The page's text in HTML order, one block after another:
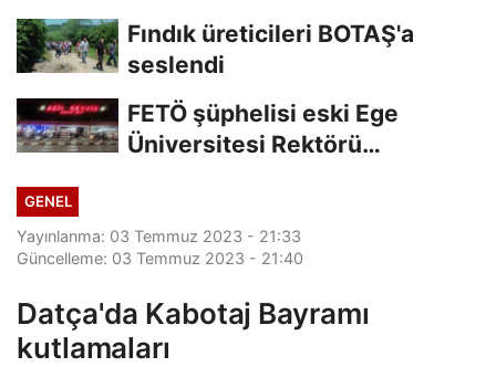
Fındık üreticileri BOTAŞ'a
seslendi
FETÖ şüphelisi eski Ege
Üniversitesi Rektörü
GENEL
Yayınlanma: 03 Temmuz 2023 - 21:33
Güncelleme: 03 Temmuz 2023 - 21:40
Datça'da Kabotaj Bayramı
kutlamaları